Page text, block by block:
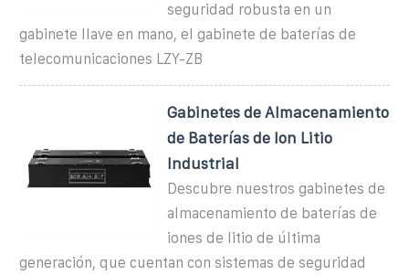
seguridad robusta en un
gabinete llave en mano, el gabinete de baterías de
telecomunicaciones LZY-ZB
Gabinetes de Almacenamiento
de Baterías de Ion Litio
Industrial
Descubre nuestros gabinetes de
almacenamiento de baterías de
iones de litio de última
generación, que cuentan con sistemas de seguridad